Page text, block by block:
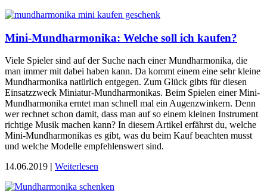
Mini-Mundharmonika: Welche soll ich kaufen?
Viele Spieler sind auf der Suche nach einer Mundharmonika, die
man immer mit dabei haben kann. Da kommt einem eine sehr kleine
Mundharmonika natürlich entgegen. Zum Glück gibts für diesen
Einsatzzweck Miniatur-Mundharmonikas. Beim Spielen einer Mini-
Mundharmonika erntet man schnell mal ein Augenzwinkern. Denn
wer rechnet schon damit, dass man auf so einem kleinen Instrument
richtige Musik machen kann? In diesem Artikel erfährst du, welche
Mini-Mundharmonikas es gibt, was du beim Kauf beachten musst
und welche Modelle empfehlenswert sind.
14.06.2019 | Weiterlesen